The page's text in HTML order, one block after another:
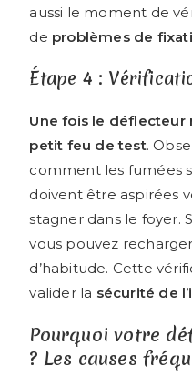
aussi le moment de
de problèmes de
Étape 4 :
Une fois le déflecteur
petit feu de test.
comment les fumées
doivent être aspirées
stagner dans le foyer.
vous pouvez
d’habitude. Cette
valider la sécurité de
Pourquoi votre
? Les causes